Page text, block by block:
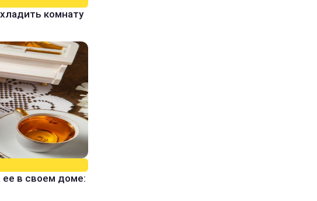
комнату
в своем доме: